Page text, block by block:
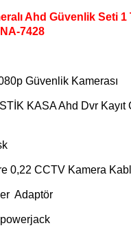
Ahd Güvenlik Seti 1
7428
Güvenlik Kamerası
KASA Ahd Dvr Kayıt
0,22 CCTV Kamera
Adaptör